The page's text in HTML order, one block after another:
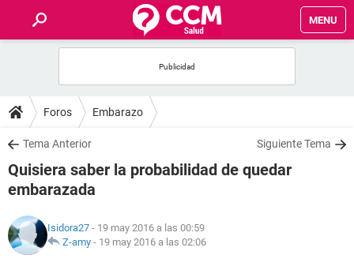
MENU
FOROS
SALUD
FAMILIA
NUTRICIÓN
Foros Embarazo
Tema Anterior Siguiente Tema
Quisiera saber la probabilidad de quedar
embarazada
Isidora27 - 19 may 2016 a las 00:59
Z-amy - 19 may 2016 a las 02:06